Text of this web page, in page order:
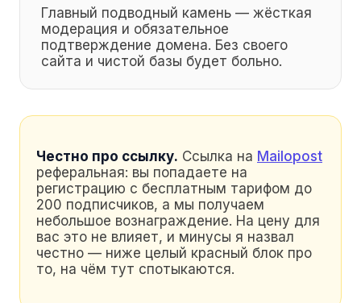
Главный подводный камень — жёсткая
модерация и обязательное
подтверждение домена. Без своего
сайта и чистой базы будет больно.
Честно про ссылку. Ссылка на Mailopost
реферальная: вы попадаете на
регистрацию с бесплатным тарифом до
200 подписчиков, а мы получаем
небольшое вознаграждение. На цену для
вас это не влияет, и минусы я назвал
честно — ниже целый красный блок про
то, на чём тут спотыкаются.